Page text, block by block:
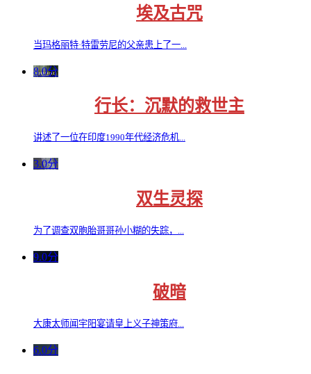
埃及古咒
当玛格丽特·特雷劳尼的父亲患上了一...
8.0分
行长：沉默的救世主
讲述了一位在印度1990年代经济危机...
3.0分
双生灵探
为了调查双胞胎哥哥孙小糊的失踪，...
9.0分
破暗
大康太师闻宇阳宴请皇上义子神策府...
6.0分